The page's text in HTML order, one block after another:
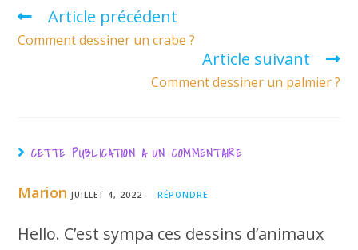
Article précédent
Comment dessiner un crabe ?
Article suivant
Comment dessiner un palmier ?
CETTE PUBLICATION A UN COMMENTAIRE
Marion JUILLET 4, 2022 RÉPONDRE
Hello. C’est sympa ces dessins d’animaux